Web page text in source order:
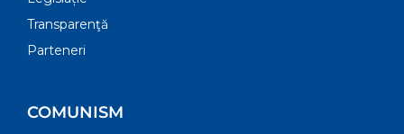
Transparenţă
Parteneri
COMUNISM